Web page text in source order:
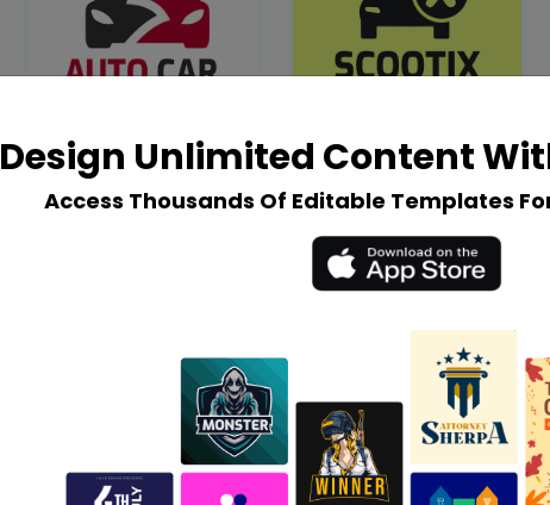
Design Unlimited Content
Access Thousands Of Editable Templates